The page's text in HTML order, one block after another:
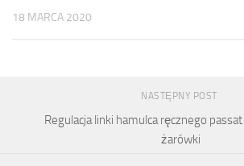
18 MARCA 2020
NASTĘPNY POST
Regulacja linki hamulca ręcznego
żarówki